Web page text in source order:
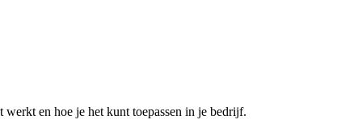
en hoe je het kunt toepassen in je bedrijf.